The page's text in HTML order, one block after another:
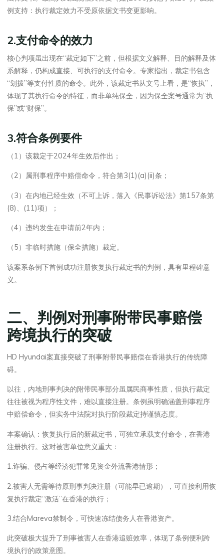
例支持：执行裁定效力不受原依据文书变更影响。
2.支付命令的效力
核心判项虽出现在“裁定如下”之前，但根据文义解释、目的解释及体
系解释，仍构成直接、可执行的支付命令。专家指出，裁定书包含
“划拨”等支付性质的命令。此外，该裁定书从文号上看，是“恢执”，
体现了其执行命令的特征，而非单纯保全，因为保全案号通常为“执
保”或“财保”。
3.符合条例要件
（1）该裁定于2024年生效后作出；
（2）属刑事程序中赔偿命令，符合第3(1)(a)(ii)条；
（3）在内地已经生效（不可上诉，落入《民事诉讼法》第157条第
(8)、(11)项）；
（4）违约发生在申请前2年内；
（5）非临时措施（保全措施）裁定。
该案系条例下首例成功注册恢复执行裁定书的判例，具有里程碑意
义。
二、判例对刑事附带民事赔偿
跨境执行的突破
HD Hyundai案直接突破了刑事附带民事赔偿在香港执行的传统障
碍。
以往，内地刑事判决的附带民事部分虽属民商事性质，但执行裁定
往往被视为程序性文件，难以直接注册。条例虽明确涵盖刑事程序
中赔偿命令，但实务中法院对执行阶段裁定持谨慎态度。
本案确认：恢复执行后的新裁定书，可独立承载支付命令，在香港
注册执行。这对被害单位意义重大：
1.诈骗、侵占等经济犯罪常见资金外流香港情形；
2.被害人无需等待原刑事判决注册（可能早已逾期），可直接利用恢
复执行裁定“激活”在香港的执行；
3.结合Mareva禁制令，可快速冻结债务人在香港资产。
此突破极大提升了刑事被害人在香港追赃效率，体现了条例便利跨
境执行的政策意图。